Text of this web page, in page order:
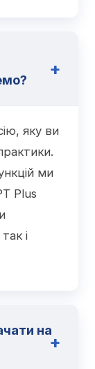
яку ви
ми
Plus
і
на